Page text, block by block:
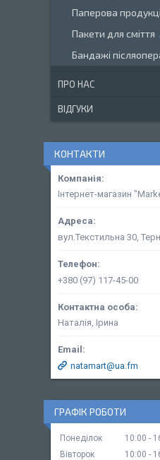
Паперова
Пакети для сміття
Бандажі
ПРО НАС
ВІДГУКИ
КОНТАКТИ
Інтернет-магазин
вул.Текстильна 30,
+380 (97) 117-45-00
Наталія, Ірина
natamart@ua.fm
ГРАФІК РОБОТИ
Понеділок 10:00
Вівторок
10:00